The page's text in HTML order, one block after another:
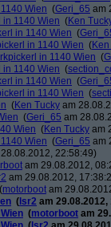
Wien (Geri_65 am
in 1140 Wien (Ken
in 1140 Wien (
in 1140 Wien (
in 1140 Wien (
in 1140 Wien (
in 1140 Wien (
in 1140 Wien (
(Ken Tucky am
(Geri_65 am
Wien (Ken Tucky am
Wien (Geri_65 am
22:58:49)
am 29.08.2012,
am 29.08.2012,
(motorboot am
( lsr2 am 29.08.2012,
(motorboot am